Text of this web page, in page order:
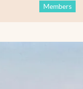
Members